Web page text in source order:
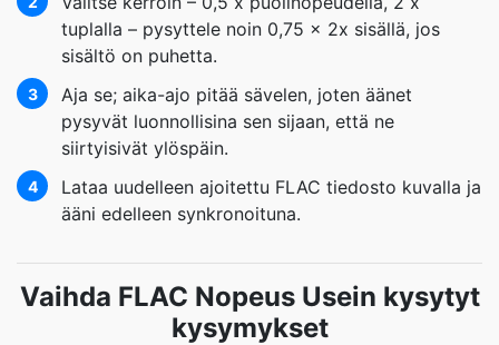
tuplalla – pysyttele noin 0,75 x 2x sisällä, jos
sisältö on puhetta.
3
Aja se; aika-ajo pitää sävelen, joten äänet
pysyvät luonnollisina sen sijaan, että ne
siirtyisivät ylöspäin.
4
Lataa uudelleen ajoitettu FLAC tiedosto kuvalla ja
ääni edelleen synkronoituna.
Vaihda FLAC Nopeus Usein kysytyt
kysymykset